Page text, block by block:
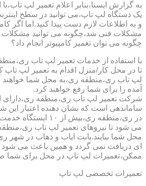
به گزارش ایسنا،بنابر اعلام تعمیر لپ تاب،با
یک دستگاه لپ تاپ،می توانید در سطح
و به اطلاعات لازم دست پیدا کنید.اما اگر
مشکلات فنی شد،چگونه می توانید
چگونه می توان تعمیر کامپیوتر انجام داد؟
با استفاده از خدمات تعمیر لپ تاب
تا در محل کار/منزل اقدام به تعمیر لپ تاپ
لپ تاب ری،منطقه ری،به محل شما خواهند
آمده را برای شما رفع خواهند کرد.
شرکت تعمیر لپ تاب ری،منطقه ری،دارای
ساماندهی است که نشان دهنده اعتبار
در ری،منطقه ری،بیش
می شود تا نیروهای تعمیر لپ تاب
محل شما بیایند.بابت ایاب و ذهاب در شهر
ای دریافت نمی گردد و همین باعث می شود
ممکن،تعمیرات لپ تاپ در محل برای شما
تعمیرات تخصصی لپ تاپ